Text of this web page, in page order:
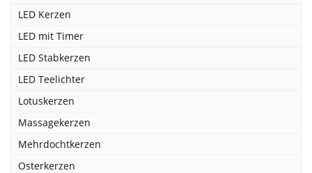
LED Kerzen
LED mit Timer
LED Stabkerzen
LED Teelichter
Lotuskerzen
Massagekerzen
Mehrdochtkerzen
Osterkerzen